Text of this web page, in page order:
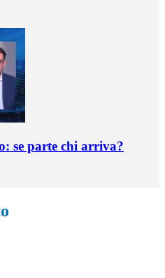
se parte chi arriva?